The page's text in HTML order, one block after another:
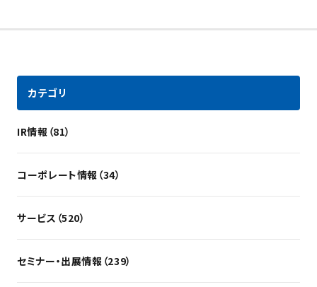
カテゴリ
IR情報（81）
コーポレート情報（34）
サービス（520）
セミナー・出展情報（239）